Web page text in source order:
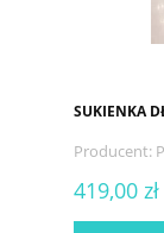
SUKIENKA
Producent:
419,00 zł